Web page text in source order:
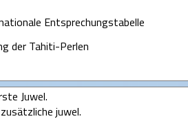
Entsprechungstabelle
der Tahiti-Perlen
Juwel.
juwel.